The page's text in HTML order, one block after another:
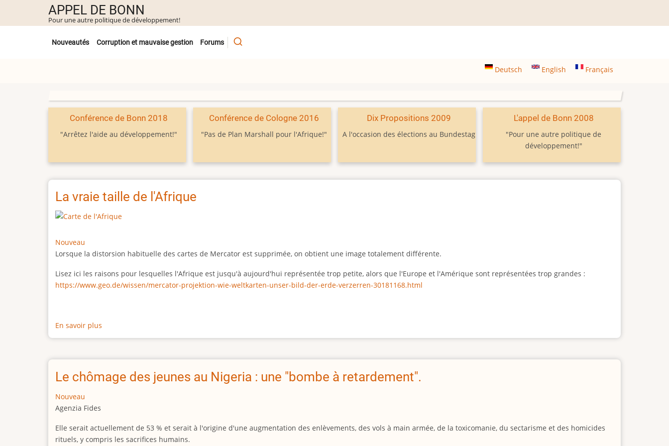
contenu
APPEL DE BONN
Pour une autre politique de développement!
Untermenü
Nouveautés Corruption et mauvaise gestion Forums
Deutsch English Français
Conférence de Bonn 2018
"Arrêtez l'aide au développement!"
Conférence de Cologne 2016
"Pas de Plan Marshall pour l'Afrique!"
Dix Propositions 2009
A l'occasion des élections au Bundestag
L'appel de Bonn 2008
"Pour une autre politique de
développement!"
La vraie taille de l'Afrique
Nouveau
Lorsque la distorsion habituelle des cartes de Mercator est supprimée, on obtient une image totalement différente.
Lisez ici les raisons pour lesquelles l'Afrique est jusqu'à aujourd'hui représentée trop petite, alors que l'Europe et l'Amérique sont représentées trop grandes :
https://www.geo.de/wissen/mercator-projektion-wie-weltkarten-unser-bild-der-erde-verzerren-30181168.html
En savoir plus
La
taille
l'Afrique
Le chômage des jeunes au Nigeria : une "bombe à retardement".
Nouveau
Agenzia Fides
Elle serait actuellement de 53 % et serait à l'origine d'une augmentation des enlèvements, des vols à main armée, de la toxicomanie, du sectarisme et des homicides
rituels, y compris les sacrifices humains.